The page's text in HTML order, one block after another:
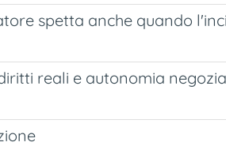
spetta anche quando
reali e autonomia